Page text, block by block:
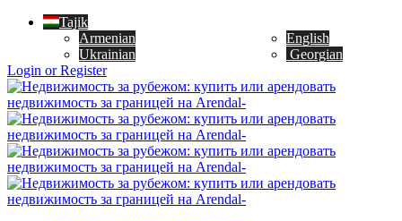
Tajik
Armenian
English
Ukrainian
Georgian
Login or Register